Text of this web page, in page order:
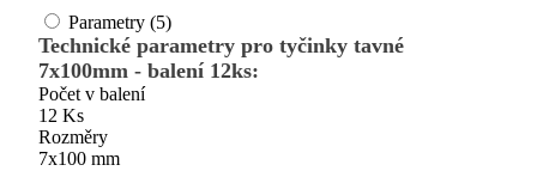
Parametry (5)
Technické parametry pro tyčinky tavné
7x100mm - balení 12ks:
Počet v balení
12 Ks
Rozměry
7x100 mm